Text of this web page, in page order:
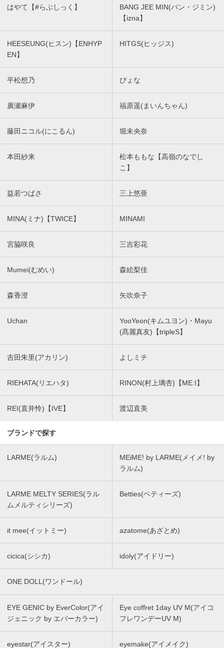
はやて【#らぶしっく】
BANG JEE MIN(バン・ジミン)
【izna】
HEESEUNG(ヒスン)【ENHYP
EN】
HITGS(ヒッジス)
平松想乃 ぴょな
廣瀬麻伊 福原遥(まいんちゃん)
藤田ニコル(にこるん) 堀未央奈
本田紗来
松本ももな【高嶺のなでし
こ】
益若つばさ 三上悠亜
MINA(ミナ)【TWICE】 MINAMI
宮脇咲良 三吉彩花
Mumei(むめい) 森絵梨佳
森香澄 矢吹奈子
Uchan
YooYeon(キムユヨン)・Mayu
(髙麗真友)【tripleS】
吉田朱里(アカリン) よしミチ
RIEHATA(リエハタ) RINON(村上璃杏)【ME:I】
REI(直井怜)【IVE】 渡辺直美
ブランドで探す
LARME(ラルム)
MEiME! by LARME(メイメ! by
ラルム)
LARME MELTY SERIES(ラル
ムメルティシリーズ)
Betties(ベティーズ)
it mee(イットミー) azatome(あざとめ)
cicica(シシカ) idoly(アイドリー)
ONE DOLL(ワンドール)
EYE GENIC by EverColor(アイ
ジェニック by エバーカラー)
Eye coffret 1day UV M(アイコ
フレワンデーUV M)
eyestar(アイスター) eyemake(アイメイク)